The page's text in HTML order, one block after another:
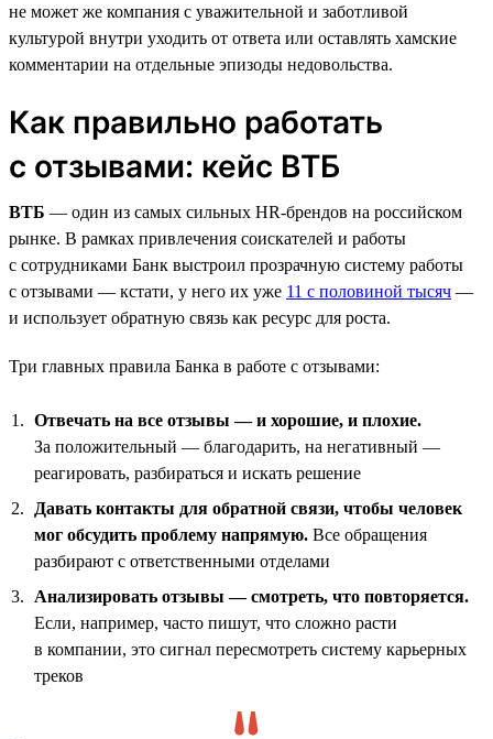
не может же компания с уважительной и заботливой
культурой внутри уходить от ответа или оставлять хамские
комментарии на отдельные эпизоды недовольства.
Как правильно работать
с отзывами: кейс ВТБ
ВТБ — один из самых сильных HR-брендов на российском
рынке. В рамках привлечения соискателей и работы
с сотрудниками Банк выстроил прозрачную систему работы
с отзывами — кстати, у него их уже 11 с половиной тысяч —
и использует обратную связь как ресурс для роста.
Три главных правила Банка в работе с отзывами:
Отвечать на все отзывы — и хорошие, и плохие.
За положительный — благодарить, на негативный —
реагировать, разбираться и искать решение
Давать контакты для обратной связи, чтобы человек
мог обсудить проблему напрямую. Все обращения
разбирают с ответственными отделами
Анализировать отзывы — смотреть, что повторяется.
Если, например, часто пишут, что сложно расти
в компании, это сигнал пересмотреть систему карьерных
треков